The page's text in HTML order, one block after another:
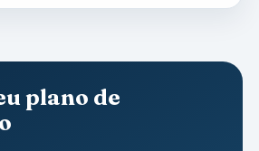
plano de